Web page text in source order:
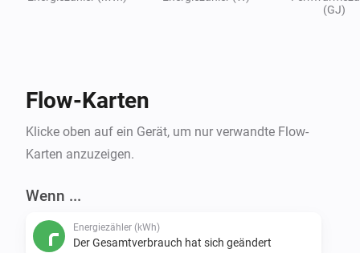
(GJ)
Flow-Karten
Klicke oben auf ein Gerät, um nur verwandte Flow-
Karten anzuzeigen.
Wenn ...
Energiezähler (kWh)
Der Gesamtverbrauch hat sich geändert